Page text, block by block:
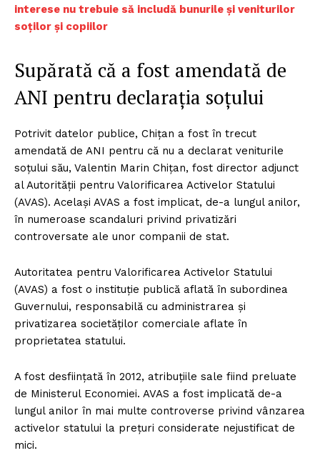
interese nu trebuie să includă bunurile și veniturilor
soților și copiilor
Supărată că a fost amendată de
ANI pentru declarația soțului
Potrivit datelor publice, Chițan a fost în trecut
amendată de ANI pentru că nu a declarat veniturile
soțului său, Valentin Marin Chițan, fost director adjunct
al Autorității pentru Valorificarea Activelor Statului
(AVAS). Același AVAS a fost implicat, de-a lungul anilor,
în numeroase scandaluri privind privatizări
controversate ale unor companii de stat.
Autoritatea pentru Valorificarea Activelor Statului
(AVAS) a fost o instituție publică aflată în subordinea
Guvernului, responsabilă cu administrarea și
privatizarea societăților comerciale aflate în
proprietatea statului.
A fost desființată în 2012, atribuțiile sale fiind preluate
de Ministerul Economiei. AVAS a fost implicată de-a
lungul anilor în mai multe controverse privind vânzarea
activelor statului la prețuri considerate nejustificat de
mici.